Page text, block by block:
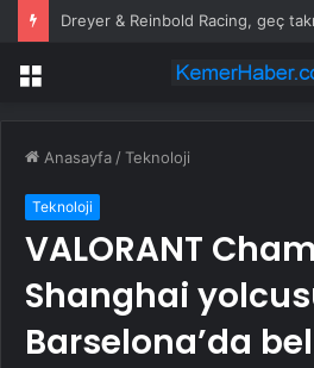
Menü
Anasayfa /Teknoloji
Teknoloji
VALORANT
Shanghai
Barselona’da